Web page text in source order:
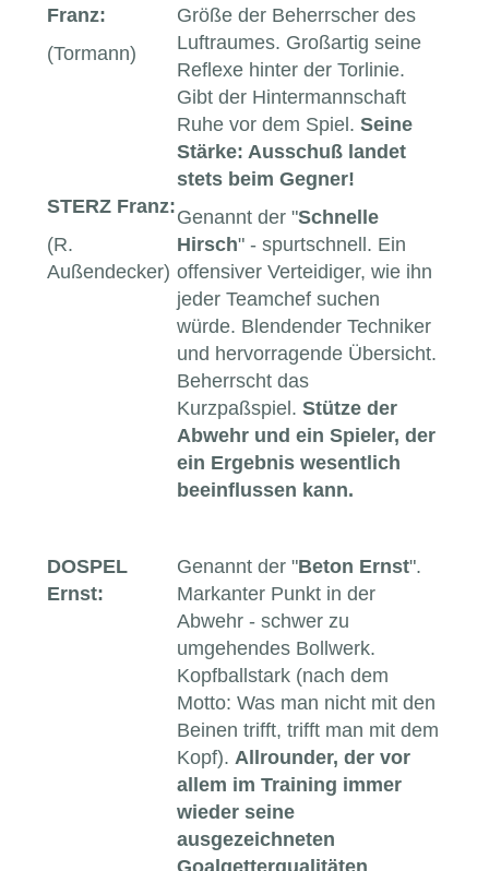
Franz:
(Tormann)
Größe der Beherrscher des
Luftraumes. Großartig seine
Reflexe hinter der Torlinie.
Gibt der Hintermannschaft
Ruhe vor dem Spiel. Seine
Stärke: Ausschuß landet
stets beim Gegner!
STERZ Franz:
(R.
Außendecker)
Genannt der "Schnelle
Hirsch" - spurtschnell. Ein
offensiver Verteidiger, wie ihn
jeder Teamchef suchen
würde. Blendender Techniker
und hervorragende Übersicht.
Beherrscht das
Kurzpaßspiel. Stütze der
Abwehr und ein Spieler, der
ein Ergebnis wesentlich
beeinflussen kann.
DOSPEL
Ernst:
Genannt der "Beton Ernst".
Markanter Punkt in der
Abwehr - schwer zu
umgehendes Bollwerk.
Kopfballstark (nach dem
Motto: Was man nicht mit den
Beinen trifft, trifft man mit dem
Kopf). Allrounder, der vor
allem im Training immer
wieder seine
ausgezeichneten
Goalgetterqualitäten